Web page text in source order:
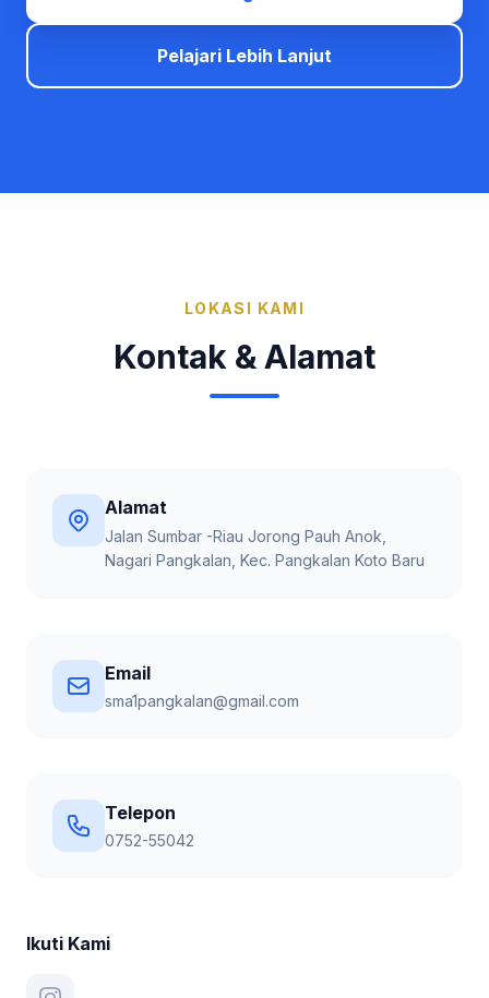
Pelajari Lebih Lanjut
LOKASI KAMI
Kontak & Alamat
Alamat
Jalan Sumbar -Riau Jorong Pauh Anok,
Nagari Pangkalan, Kec. Pangkalan Koto Baru
Email
sma1pangkalan@gmail.com
Telepon
0752-55042
Ikuti Kami